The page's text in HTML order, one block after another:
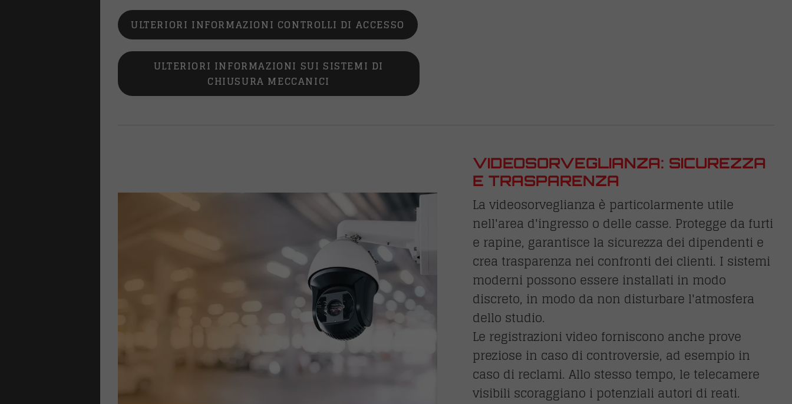
ULTERIORI INFORMAZIONI CONTROLLI DI ACCESSO
ULTERIORI INFORMAZIONI SUI SISTEMI DI
CHIUSURA MECCANICI
VIDEOSORVEGLIANZA: SICUREZZA
E TRASPARENZA
La videosorveglianza è particolarmente utile
nell'area d'ingresso o delle casse. Protegge da furti
e rapine, garantisce la sicurezza dei dipendenti e
crea trasparenza nei confronti dei clienti. I sistemi
moderni possono essere installati in modo
discreto, in modo da non disturbare l'atmosfera
dello studio.
Le registrazioni video forniscono anche prove
preziose in caso di controversie, ad esempio in
caso di reclami. Allo stesso tempo, le telecamere
visibili scoraggiano i potenziali autori di reati.